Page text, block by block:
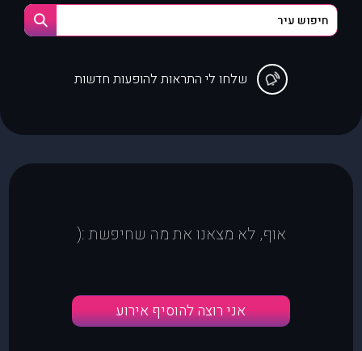
שלחו לי התראות להופעות חדשות
אוף, לא מצאנו את מה שחיפשת :(
אני רוצה להוסיף אירוע